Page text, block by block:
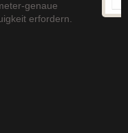
genaue
erfordern.